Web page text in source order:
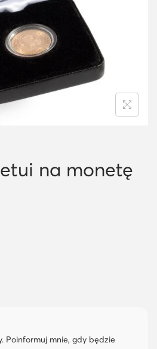
o
n
na monetę
Poinformuj mnie, gdy będzie